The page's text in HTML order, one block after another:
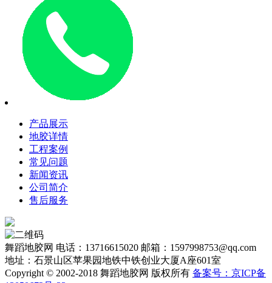
产品展示
地胶详情
工程案例
常见问题
新闻资讯
公司简介
售后服务
舞蹈地胶网 电话：13716615020 邮箱：1597998753@qq.com
地址：石景山区苹果园地铁中铁创业大厦A座601室
Copyright © 2002-2018 舞蹈地胶网 版权所有 备案号：京ICP备